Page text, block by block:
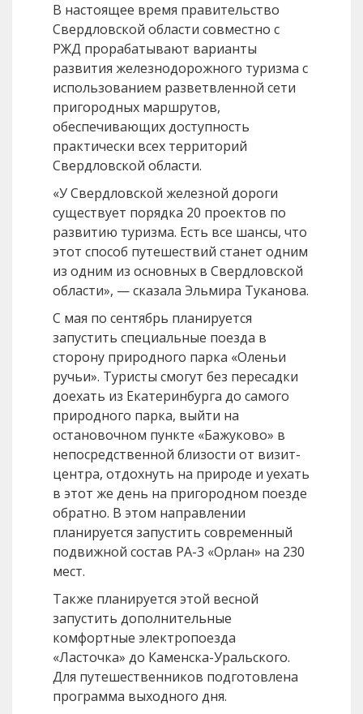
В настоящее время правительство
Свердловской области совместно с
РЖД прорабатывают варианты
развития железнодорожного туризма с
использованием разветвленной сети
пригородных маршрутов,
обеспечивающих доступность
практически всех территорий
Свердловской области.
«У Свердловской железной дороги
существует порядка 20 проектов по
развитию туризма. Есть все шансы, что
этот способ путешествий станет одним
из одним из основных в Свердловской
области», — сказала Эльмира Туканова.
С мая по сентябрь планируется
запустить специальные поезда в
сторону природного парка «Оленьи
ручьи». Туристы смогут без пересадки
доехать из Екатеринбурга до самого
природного парка, выйти на
остановочном пункте «Бажуково» в
непосредственной близости от визит-
центра, отдохнуть на природе и уехать
в этот же день на пригородном поезде
обратно. В этом направлении
планируется запустить современный
подвижной состав РА-3 «Орлан» на 230
мест.
Также планируется этой весной
запустить дополнительные
комфортные электропоезда
«Ласточка» до Каменска-Уральского.
Для путешественников подготовлена
программа выходного дня.